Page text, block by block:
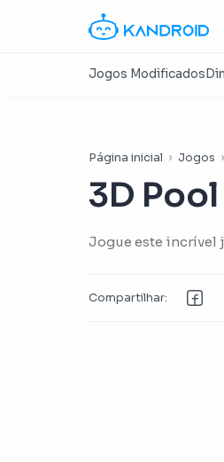
Página inicial Jogos
3D
Jogue este incrível